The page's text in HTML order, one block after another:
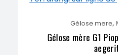
Gélose mere,
Gélose mère G1